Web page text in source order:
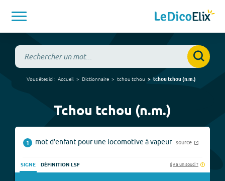
Vous êtes ici : Accueil Dictionnaire tchou tchou tchou tchou(n.m.)
Tchou tchou (n.m.)
1 mot d'enfant pour une locomotive à vapeur source
SIGNE DÉFINITION LSF Il y a un souci ?